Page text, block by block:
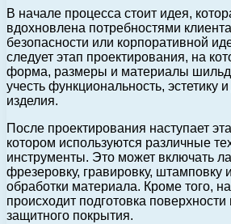
В начале процесса стоит идея,
вдохновлена потребностями
безопасности или корпоративной
следует этап проектирования, на
форма, размеры и материалы
учесть функциональность, эстетику
изделия.
После проектирования наступает
котором используются различные
инструменты. Это может включать
фрезеровку, гравировку, штамповку
обработки материала. Кроме того,
происходит подготовка
защитного покрытия.